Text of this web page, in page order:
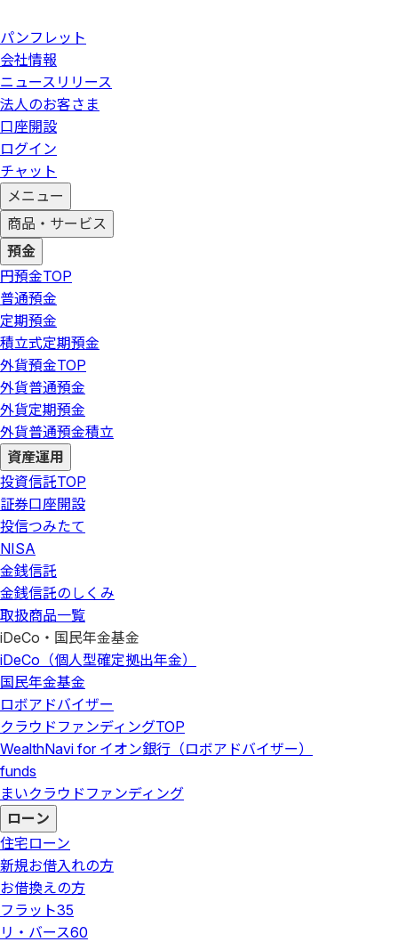
パンフレット
会社情報
ニュースリリース
法人のお客さま
口座開設
ログイン
チャット
メニュー
商品・サービス
預金
円預金TOP
普通預金
定期預金
積立式定期預金
外貨預金TOP
外貨普通預金
外貨定期預金
外貨普通預金積立
資産運用
投資信託TOP
証券口座開設
投信つみたて
NISA
金銭信託
金銭信託のしくみ
取扱商品一覧
iDeCo・国民年金基金
iDeCo（個人型確定拠出年金）
国民年金基金
ロボアドバイザー
クラウドファンディングTOP
WealthNavi for イオン銀行（ロボアドバイザー）
funds
まいクラウドファンディング
ローン
住宅ローン
新規お借入れの方
お借換えの方
フラット35
リ・バース60